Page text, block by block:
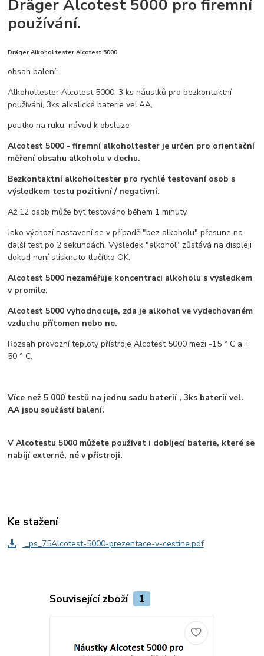
Dräger Alcotest 5000 pro firemní
používání.
Dräger Alkohol tester Alcotest 5000
obsah balení:
Alkoholtester Alcotest 5000, 3 ks náustků pro bezkontaktní
používání, 3ks alkalické baterie vel.AA,
poutko na ruku, návod k obsluze
Alcotest 5000 - firemní alkoholtester je určen pro orientační
měření obsahu alkoholu v dechu.
Bezkontaktní alkoholtester pro rychlé testovaní osob s
výsledkem testu pozitivní / negativní.
Až 12 osob může být testováno během 1 minuty.
Jako výchozí nastavení se v případě "bez alkoholu" přesune na
další test po 2 sekundách. Výsledek "alkohol" zůstává na displeji
dokud není stisknuto tlačítko OK.
Alcotest 5000 nezaměřuje koncentraci alkoholu s výsledkem
v promile.
Alcotest 5000 vyhodnocuje, zda je alkohol ve vydechovaném
vzduchu přítomen nebo ne.
Rozsah provozní teploty přístroje Alcotest 5000 mezi -15 ° C a +
50 ° C.
Více než 5 000 testů na jednu sadu baterií , 3ks baterií vel.
AA jsou součástí balení.
V Alcotestu 5000 můžete používat i dobíjecí baterie, které se
nabíjí externě, né v přístroji.
Ke stažení
_ps_75Alcotest-5000-prezentace-v-cestine.pdf
Související zboží 1